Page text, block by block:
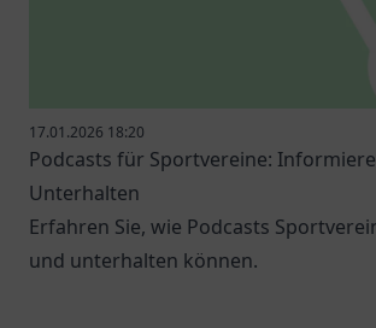
17.01.2026 18:20
Podcasts für Sportvereine:
Unterhalten
Erfahren Sie, wie Podcasts
und unterhalten können.